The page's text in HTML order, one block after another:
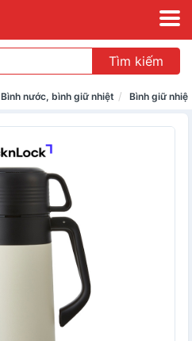
Tìm kiếm
Bình nước, bình giữ nhiệt Bình giữ nhiệt